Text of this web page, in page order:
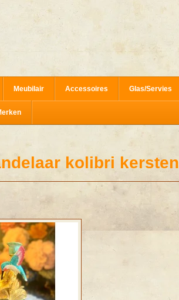
Meubilair Accessoires Glas/Servies
kolibri kersten